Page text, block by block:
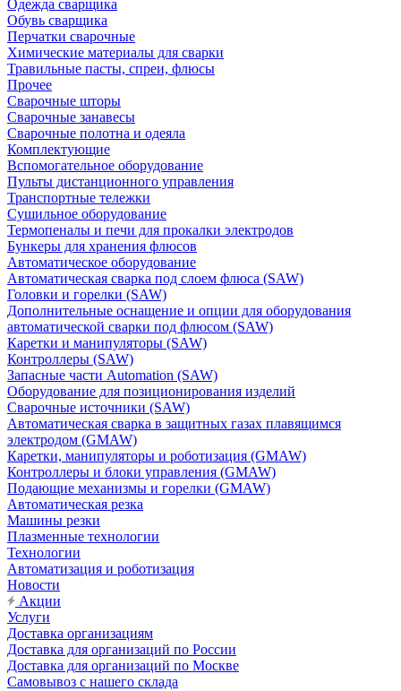
Одежда сварщика
Обувь сварщика
Перчатки сварочные
Химические материалы для сварки
Травильные пасты, спреи, флюсы
Прочее
Сварочные шторы
Сварочные занавесы
Сварочные полотна и одеяла
Комплектующие
Вспомогательное оборудование
Пульты дистанционного управления
Транспортные тележки
Сушильное оборудование
Термопеналы и печи для прокалки электродов
Бункеры для хранения флюсов
Автоматическое оборудование
Автоматическая сварка под слоем флюса (SAW)
Головки и горелки (SAW)
Дополнительные оснащение и опции для оборудования
автоматической сварки под флюсом (SAW)
Каретки и манипуляторы (SAW)
Контроллеры (SAW)
Запасные части Automation (SAW)
Оборудование для позиционирования изделий
Сварочные источники (SAW)
Автоматическая сварка в защитных газах плавящимся
электродом (GMAW)
Каретки, манипуляторы и роботизация (GMAW)
Контроллеры и блоки управления (GMAW)
Подающие механизмы и горелки (GMAW)
Автоматическая резка
Машины резки
Плазменные технологии
Технологии
Автоматизация и роботизация
Новости
Акции
Услуги
Доставка организациям
Доставка для организаций по России
Доставка для организаций по Москве
Самовывоз с нашего склада